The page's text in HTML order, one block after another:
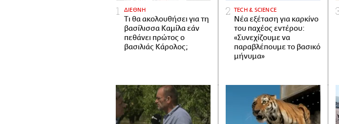
ΔΙΕΘΝΗ
Τι θα ακολουθήσει για τη
βασίλισσα Καμίλα εάν
πεθάνει πρώτος ο
βασιλιάς Κάρολος;
ΤECH & SCIENCE
Νέα εξέταση για καρκίνο
του παχέος εντέρου:
«Συνεχίζουμε να
παραβλέπουμε το βασικό
μήνυμα»